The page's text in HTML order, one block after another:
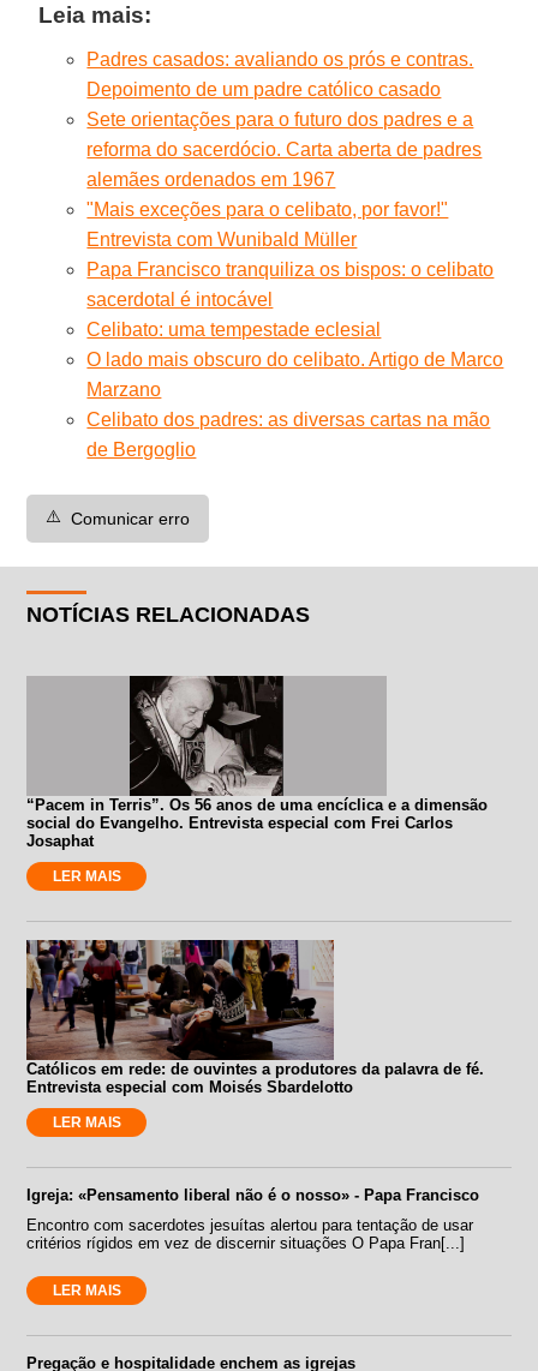
Leia mais:
Padres casados: avaliando os prós e contras.
Depoimento de um padre católico casado
Sete orientações para o futuro dos padres e a
reforma do sacerdócio. Carta aberta de padres
alemães ordenados em 1967
"Mais exceções para o celibato, por favor!"
Entrevista com Wunibald Müller
Papa Francisco tranquiliza os bispos: o celibato
sacerdotal é intocável
Celibato: uma tempestade eclesial
O lado mais obscuro do celibato. Artigo de Marco
Marzano
Celibato dos padres: as diversas cartas na mão
de Bergoglio
⚠️ Comunicar erro
NOTÍCIAS RELACIONADAS
“Pacem in Terris”. Os 56 anos de uma encíclica e a dimensão
social do Evangelho. Entrevista especial com Frei Carlos
Josaphat
LER MAIS
Católicos em rede: de ouvintes a produtores da palavra de fé.
Entrevista especial com Moisés Sbardelotto
LER MAIS
Igreja: «Pensamento liberal não é o nosso» - Papa Francisco
Encontro com sacerdotes jesuítas alertou para tentação de usar
critérios rígidos em vez de discernir situações O Papa Fran[...]
LER MAIS
Pregação e hospitalidade enchem as igrejas